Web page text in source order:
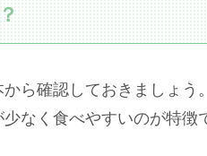
ら確認しておきましょう
なく食べやすいのが特徴